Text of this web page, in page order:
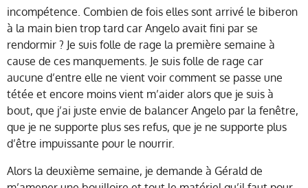
incompétence. Combien de fois elles sont arrivé le biberon
à la main bien trop tard car Angelo avait fini par se
rendormir ? Je suis folle de rage la première semaine à
cause de ces manquements. Je suis folle de rage car
aucune d’entre elle ne vient voir comment se passe une
tétée et encore moins vient m’aider alors que je suis à
bout, que j’ai juste envie de balancer Angelo par la fenêtre,
que je ne supporte plus ses refus, que je ne supporte plus
d’être impuissante pour le nourrir.
Alors la deuxième semaine, je demande à Gérald de